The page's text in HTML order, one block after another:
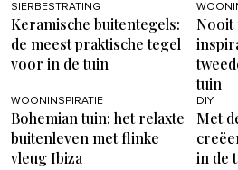
SIERBESTRATING
Keramische buitentegels:
de meest praktische tegel
voor in de tuin
Nooit
tuin
WOONINSPIRATIE
Bohemian tuin: het relaxte
buitenleven met flinke
vleug Ibiza
DIY
Met
in de